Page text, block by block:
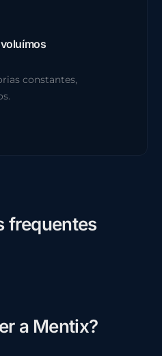
constantes,
frequentes
er a Mentix?